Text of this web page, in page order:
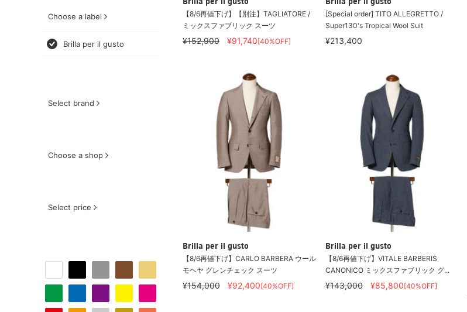
Choose a label
Brilla per il gusto
Select brand
Choose a shop
Select price
Brilla per il gusto
【8/6再値下げ】【別注】TAGLIATORE /
ミックスファブリック スーツ
¥152,900 ¥91,740[40%OFF]
Brilla per il gusto
[Special order] TITO ALLEGRETTO /
Super130's Tropical Wool Suit
¥213,400
Brilla per il gusto
【8/6再値下げ】CARLO BARBERA ウール
モヘヤ グレンチェック スーツ
¥154,000 ¥92,400[40%OFF]
Brilla per il gusto
【8/6再値下げ】VITALE BARBERIS
CANONICO ミックスファブリック グ...
¥143,000 ¥85,800[40%OFF]